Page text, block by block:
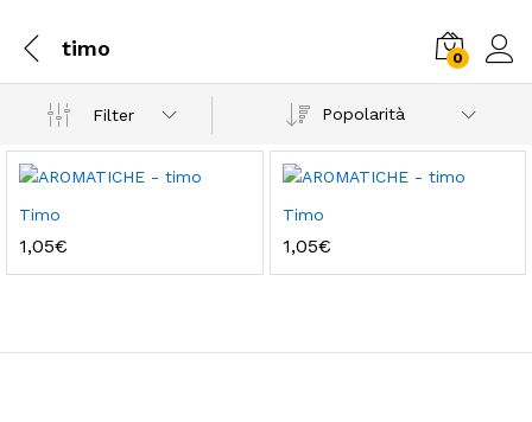
timo 0
Filter Popolarità
Timo
1,05€
Timo
1,05€